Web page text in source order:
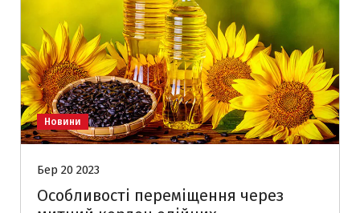
Новини
Бер 20 2023
Особливості переміщення через